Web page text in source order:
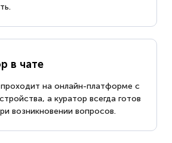
в чате
на онлайн-платформе с
а куратор всегда готов
возникновении вопросов.